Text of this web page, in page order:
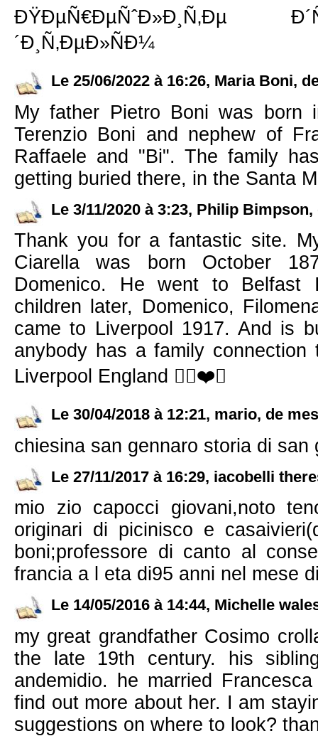
ÐŸÐµÑ€ÐµÑˆÐ»Ð¸Ñ‚Ðµ
´Ð¸Ñ‚ÐµÐ»ÑÐ¼
Le 25/06/2022 à 16:26, Maria Boni,
My father Pietro Boni was born
Terenzio Boni and nephew of
Raffaele and "Bi". The family
getting buried there, in the Santa
Le 3/11/2020 à 3:23, Philip
Thank you for a fantastic site.
Ciarella was born October
Domenico. He went to Belfast
children later, Domenico,
came to Liverpool 1917. And is
anybody has a family
Liverpool England ✌🏼❤️🙏
Le 30/04/2018 à 12:21, mario, de
chiesina san gennaro storia di san
Le 27/11/2017 à 16:29, iacobelli
mio zio capocci giovani,noto
originari di picinisco e
boni;professore di canto al
francia a l eta di95 anni nel mese
Le 14/05/2016 à 14:44, Michelle
my great grandfather Cosimo
the late 19th century. his
andemidio. he married
find out more about her. I am
suggestions on where to look?